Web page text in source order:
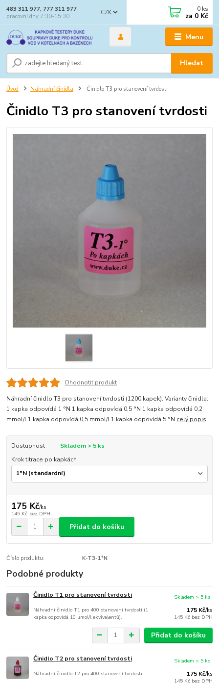
Menu
CZK
Hledat
483 311 977, 777 311 977
pracovní dny 7:30-15:30
0 ks
za 0 Kč
Úvod Náhradní činidla Činidlo T3 pro stanovení tvrdosti
Činidlo T3 pro stanovení tvrdosti
Ohodnotit produkt
Náhradní činidlo T3 pro stanovení tvrdosti (1200 kapek). Varianty činidla:
1 kapka odpovídá 1 °N 1 kapka odpovídá 0,5 °N 1 kapka odpovídá 0,2
mmol/l 1 kapka odpovídá 0,5 mmol/l 1 kapka odpovídá 5 °N celý popis
Dostupnost
Skladem > 5 ks
Krok titrace po kapkách
175 Kč/ks
145 Kč bez DPH
Přidat do košíku
Číslo produktu: K-T3-1°N
Podobné produkty
Činidlo T1 pro stanovení tvrdosti
Náhradní činidlo T1 pro 400 stanovení tvrdosti (1
kapka odpovídá 10 µmol/l ekvivalentů).
175 Kč/ks
145 Kč bez DPH
Skladem > 5 ks
Přidat do košíku
Činidlo T2 pro stanovení tvrdosti
Náhradní činidlo T2 pro 400 stanovení tvrdosti. 175 Kč/ks
145 Kč bez DPH
Skladem > 5 ks